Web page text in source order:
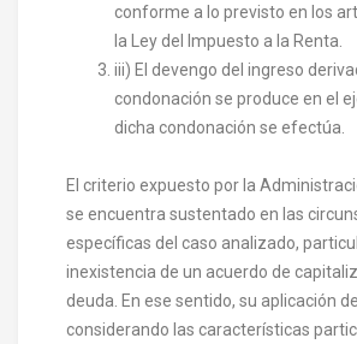
conforme a lo previsto en los
la Ley del Impuesto a la Renta.
iii) El devengo del ingreso
condonación se produce en el
dicha condonación se efectúa.
El criterio expuesto por la
se encuentra sustentado en las
específicas del caso analizado,
inexistencia de un acuerdo de
deuda. En ese sentido, su aplicación
considerando las características